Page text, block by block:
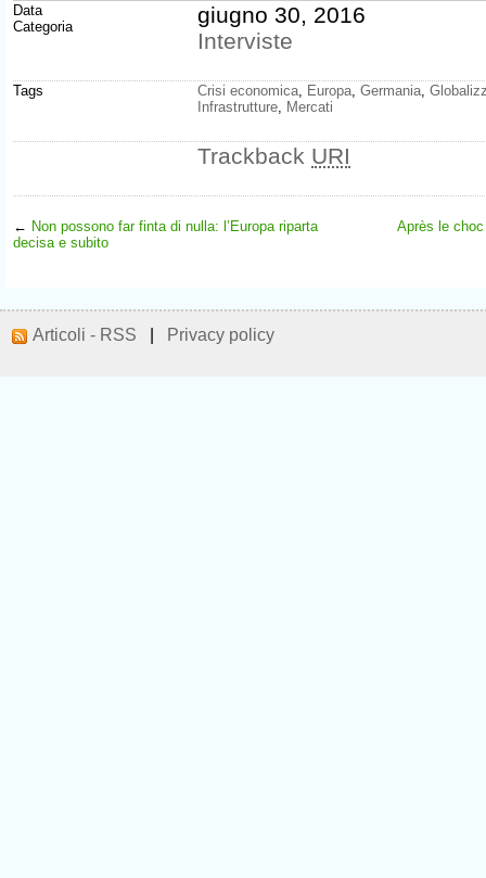
Data
Categoria
giugno 30, 2016
Interviste
Tags Crisi economica Europa Germania
Infrastrutture
Mercati
Trackback URI
← Non possono far finta di nulla: l’Europa riparta
decisa e subito
Après le
Articoli - RSS Privacy policy